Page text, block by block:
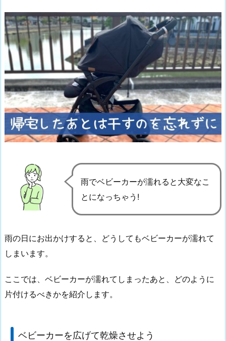
雨でベビーカーが濡れると大変なこ
とになっちゃう!
雨の日にお出かけすると、どうしてもベビーカーが濡れて
しまいます。
ここでは、ベビーカーが濡れてしまったあと、どのように
片付けるべきかを紹介します。
ベビーカーを広げて乾燥させよう